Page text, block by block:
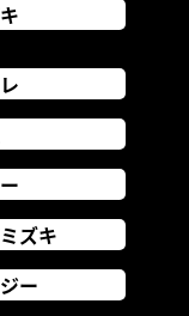
ズキ
ー